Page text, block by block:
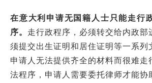
在意大利申请无国籍人士只能走行
序。 走行政程序，必须转交给内政部
须提交出生证明和居住证明等一系列
申请人无法提供齐全的材料而很难走
法程序，申请人需要委托律师才能协